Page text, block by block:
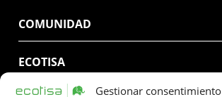
Gestionar consentimiento
COMUNIDAD
ECOTISA